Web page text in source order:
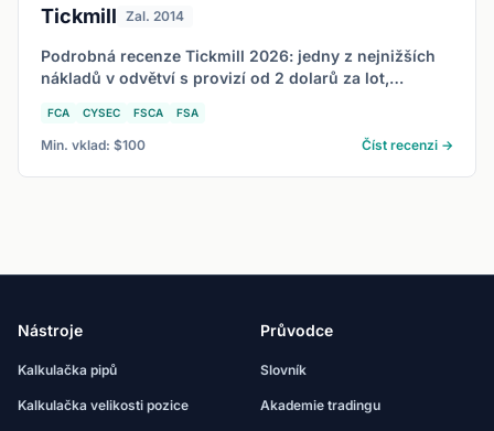
Tickmill Zal. 2014
Podrobná recenze Tickmill 2026: jedny z nejnižších
nákladů v odvětví s provizí od 2 dolarů za lot,
FCA CYSEC FSCA FSA
Min. vklad: $100 Číst recenzi →
Nástroje
Kalkulačka pipů
Kalkulačka velikosti pozice
Průvodce
Slovník
Akademie tradingu